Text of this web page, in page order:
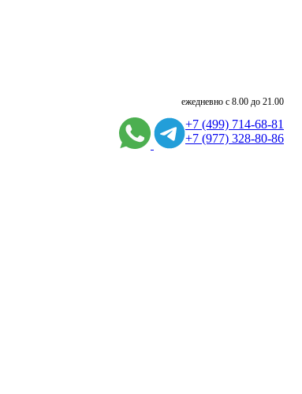
ежедневно с 8.00 до 21.00
+7 (499) 714-68-81
+7 (977) 328-80-86